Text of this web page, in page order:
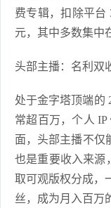
费专辑，扣除平台
元，其中多数集中
头部主播：名利双
处于金字塔顶端的
常超百万，个人
面，头部主播不仅
也是重要收入来源
取可观版权分成，
丝，成为月入百万